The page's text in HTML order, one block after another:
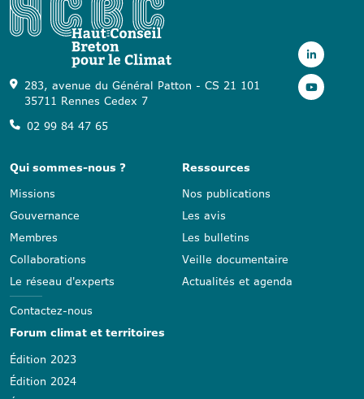
283, avenue du Général Patton - CS 21 101
35711 Rennes Cedex 7
02 99 84 47 65
Qui sommes-nous ?
Missions
Gouvernance
Membres
Collaborations
Le réseau d'experts
Contactez-nous
Ressources
Nos publications
Les avis
Les bulletins
Veille documentaire
Actualités et agenda
Forum climat et territoires
Édition 2023
Édition 2024